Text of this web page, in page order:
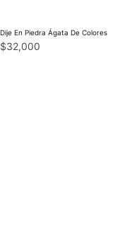
Dije En Piedra Ágata De Colores
$32,000